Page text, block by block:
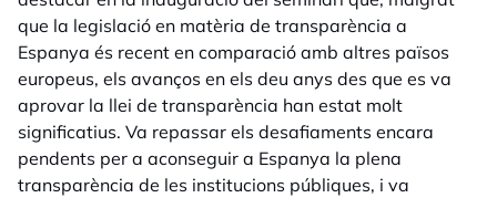
que la legislació en matèria de transparència a
Espanya és recent en comparació amb altres països
europeus, els avanços en els deu anys des que es va
aprovar la llei de transparència han estat molt
significatius. Va repassar els desafiaments encara
pendents per a aconseguir a Espanya la plena
transparència de les institucions públiques, i va